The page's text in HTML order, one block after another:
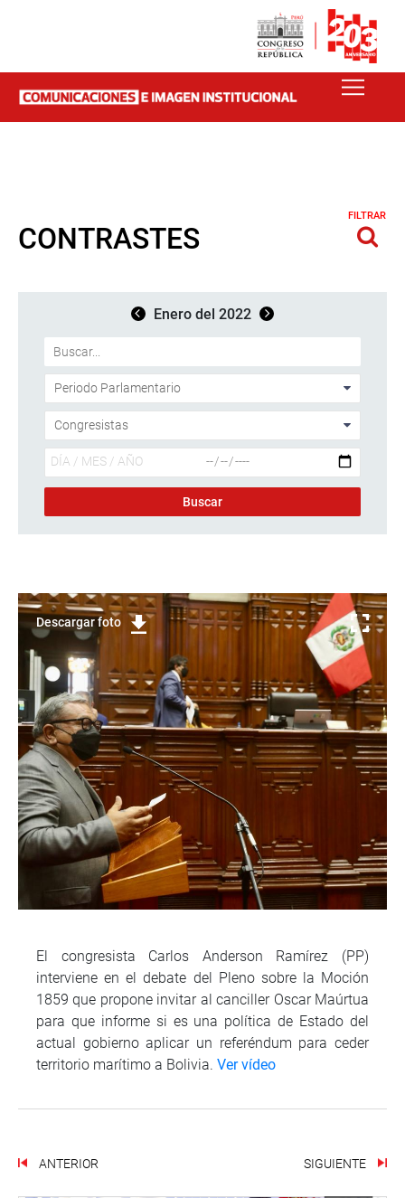
CONTRASTES
FILTRAR
Enero del 2022
Descargar foto
El congresista Carlos Anderson Ramírez (PP)
interviene en el debate del Pleno sobre la Moción
1859 que propone invitar al canciller Oscar Maúrtua
para que informe si es una política de Estado del
actual gobierno aplicar un referéndum para ceder
territorio marítimo a Bolivia. Ver vídeo
ANTERIOR SIGUIENTE